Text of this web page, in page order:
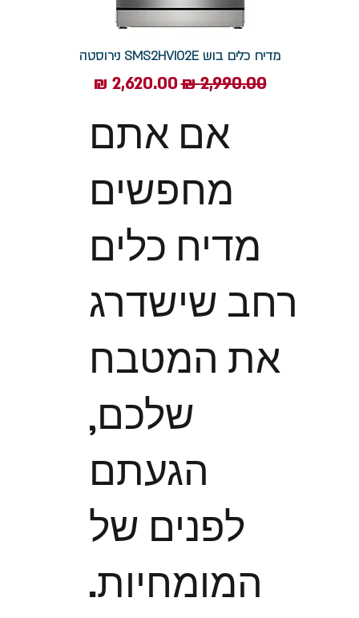
מדיח כלים בוש SMS2HVI02E נירוסטה
מחיר רגיל‏2,990.00 ‏₪ מחיר מבצע
אם אתם
מחפשים
מדיח כלים
רחב שישדרג
את המטבח
שלכם,
הגעתם
לפנים של
המומחיות.